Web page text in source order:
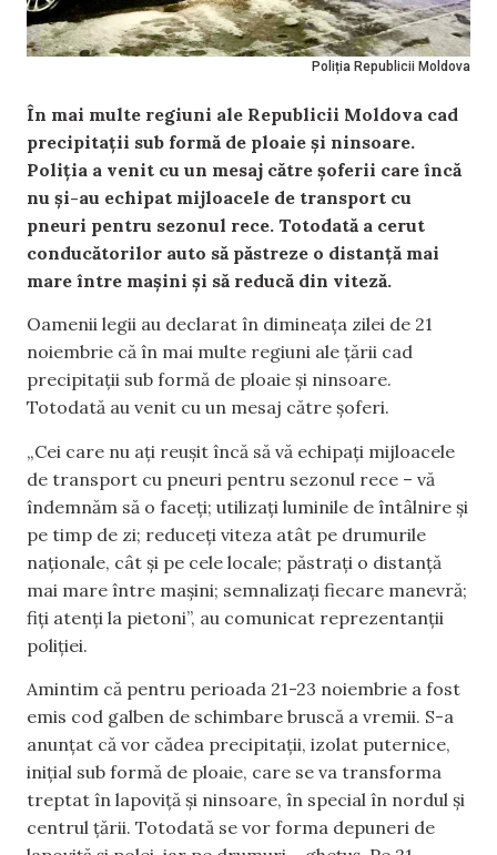
Poliția Republicii Moldova
În mai multe regiuni ale Republicii Moldova cad
precipitații sub formă de ploaie și ninsoare.
Poliția a venit cu un mesaj către șoferii care încă
nu și-au echipat mijloacele de transport cu
pneuri pentru sezonul rece. Totodată a cerut
conducătorilor auto să păstreze o distanță mai
mare între mașini și să reducă din viteză.
Oamenii legii au declarat în dimineața zilei de 21
noiembrie că în mai multe regiuni ale țării cad
precipitații sub formă de ploaie și ninsoare.
Totodată au venit cu un mesaj către șoferi.
„Cei care nu ați reușit încă să vă echipați mijloacele
de transport cu pneuri pentru sezonul rece – vă
îndemnăm să o faceți; utilizați luminile de întâlnire și
pe timp de zi; reduceți viteza atât pe drumurile
naționale, cât și pe cele locale; păstrați o distanță
mai mare între mașini; semnalizați fiecare manevră;
fiți atenți la pietoni”, au comunicat reprezentanții
poliției.
Amintim că pentru perioada 21-23 noiembrie a fost
emis cod galben de schimbare bruscă a vremii. S-a
anunțat că vor cădea precipitații, izolat puternice,
inițial sub formă de ploaie, care se va transforma
treptat în lapoviță și ninsoare, în special în nordul și
centrul țării. Totodată se vor forma depuneri de